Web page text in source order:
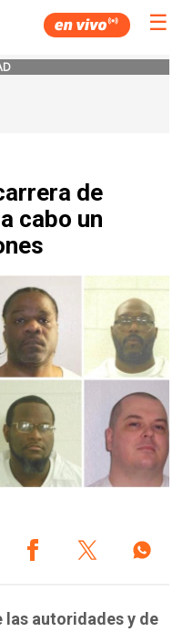
☰
de
cabo un
las autoridades y de